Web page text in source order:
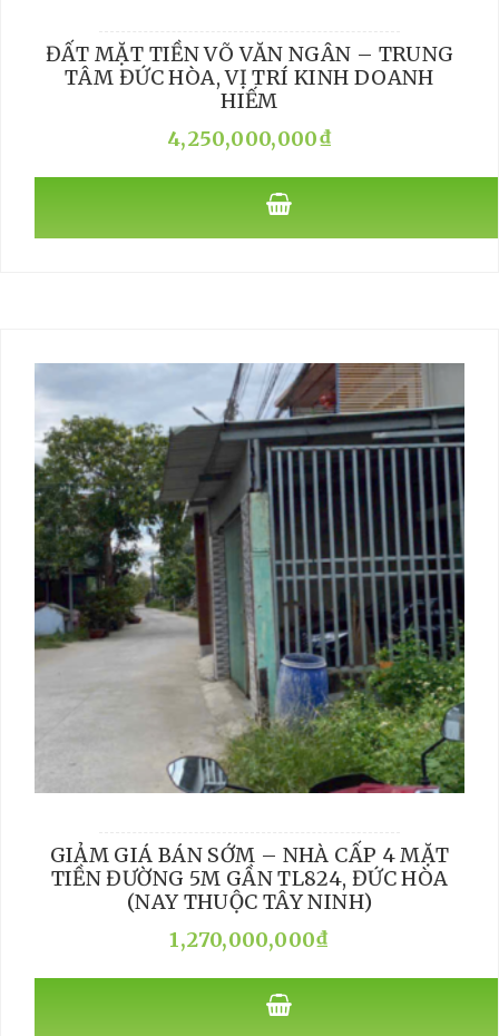
ĐẤT MẶT TIỀN VÕ VĂN NGÂN – TRUNG
TÂM ĐỨC HÒA, VỊ TRÍ KINH DOANH
HIẾM
4,250,000,000₫
GIẢM GIÁ BÁN SỚM – NHÀ CẤP 4 MẶT
TIỀN ĐƯỜNG 5M GẦN TL824, ĐỨC HÒA
(NAY THUỘC TÂY NINH)
1,270,000,000₫